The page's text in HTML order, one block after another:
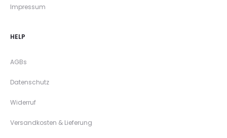
Impressum
HELP
AGBs
Datenschutz
Widerruf
Versandkosten & Lieferung